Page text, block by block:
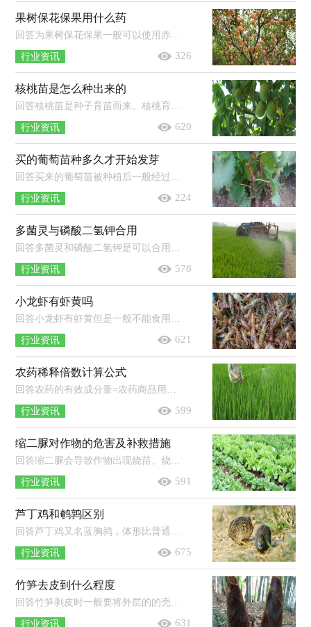
果树保花保果用什么药
回答为果树保花保果一般可以使用赤霉素、细胞分裂素等药物，在施药的同时如果配合硼肥和钙肥等叶面肥一起使用效果会更好。果树是指...
行业资讯 326
核桃苗是怎么种出来的
回答核桃苗是种子育苗而来。核桃育苗可以在春季或者秋季进行，种子需先用冷水浸种，直到吸水膨胀，有少量种子裂口时捞出，晾晒2-3天后待...
行业资讯 620
买的葡萄苗种多久才开始发芽
回答买来的葡萄苗被种植后一般经过15-30天左右即可发芽，具体时间会由于品种的不同而产生变化。注意事项：种植时要为葡萄苗准备好疏...
行业资讯 224
多菌灵与磷酸二氢钾合用
回答多菌灵和磷酸二氢钾是可以合用的，两者都是酸性药物。多菌灵主要在高温高湿的天气或者是作物生长的重要阶段用于防治细菌病害，磷...
行业资讯 578
小龙虾有虾黄吗
回答小龙虾有虾黄但是一般不能食用。小龙虾的虾黄位于虾头的中后部，而小龙虾的头部是吸收并处理毒素相对较多的地方，也是容易积聚病...
行业资讯 621
农药稀释倍数计算公式
回答农药的有效成分量=农药商品用量×农药商品浓度（%）。百万分浓度（毫克/千克）=百分浓度×10000；比如40%乐果乳油折算成百万分浓度则为...
行业资讯 599
缩二脲对作物的危害及补救措施
行业资讯 591
芦丁鸡和鹌鹑区别
行业资讯 675
竹笋去皮到什么程度
行业资讯 631